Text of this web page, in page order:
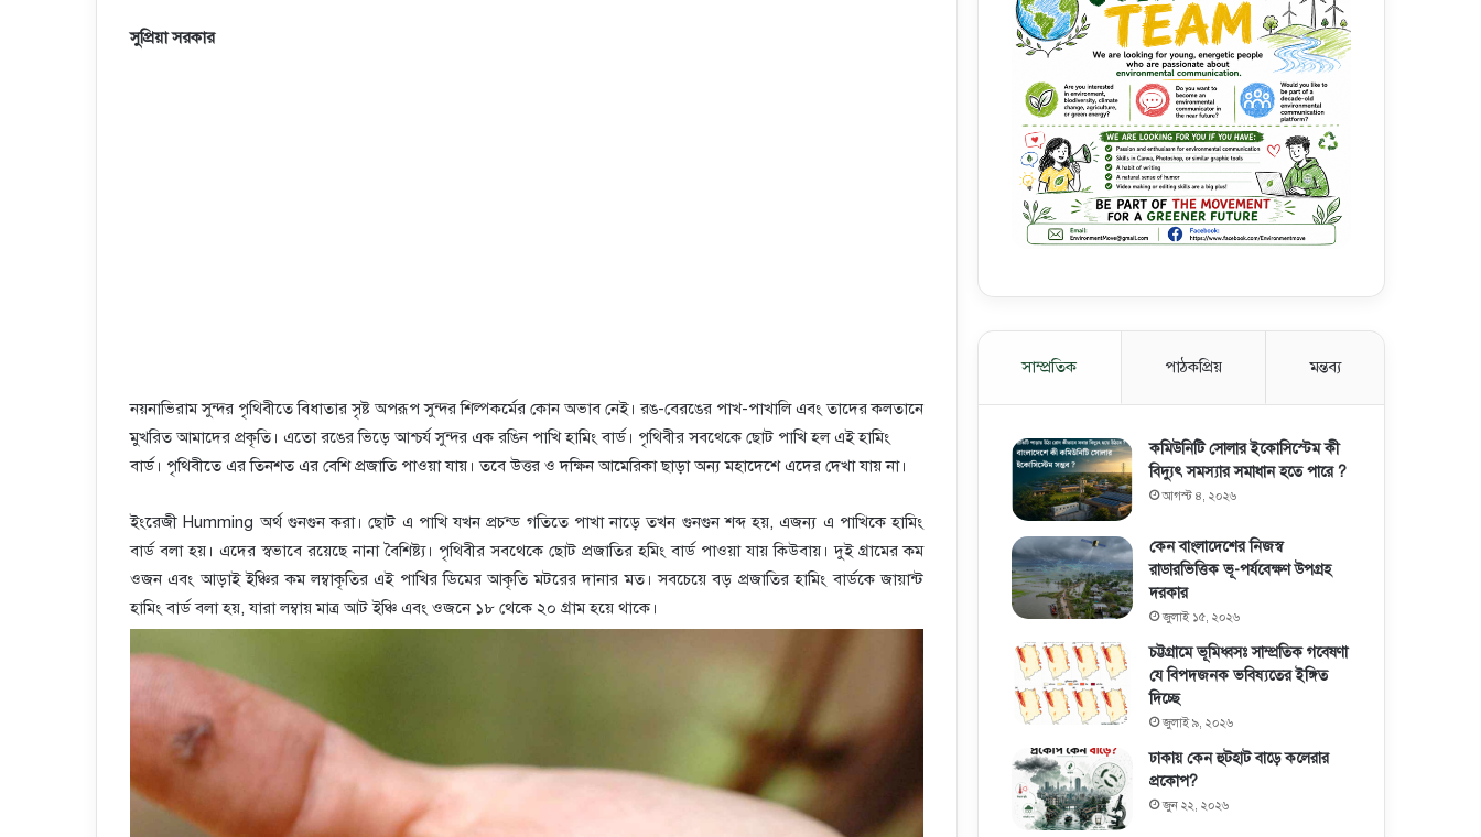
সুপ্রিয়া সরকার
নয়নাভিরাম সুন্দর পৃথিবীতে বিধাতার সৃষ্ট অপরূপ সুন্দর শিল্পকর্মের কোন অভাব নেই। রঙ-বেরঙের পাখ-পাখালি এবং তাদের কলতানে
মুখরিত আমাদের প্রকৃতি। এতো রঙের ভিড়ে আশ্চর্য সুন্দর এক রঙিন পাখি হামিং বার্ড। পৃথিবীর সবথেকে ছোট পাখি হল এই হামিং
বার্ড। পৃথিবীতে এর তিনশত এর বেশি প্রজাতি পাওয়া যায়। তবে উত্তর ও দক্ষিন আমেরিকা ছাড়া অন্য মহাদেশে এদের দেখা যায় না।
ইংরেজী Humming অর্থ গুনগুন করা। ছোট এ পাখি যখন প্রচন্ড গতিতে পাখা নাড়ে তখন গুনগুন শব্দ হয়, এজন্য এ পাখিকে হামিং
বার্ড বলা হয়। এদের স্বভাবে রয়েছে নানা বৈশিষ্ট্য। পৃথিবীর সবথেকে ছোট প্রজাতির হমিং বার্ড পাওয়া যায় কিউবায়। দুই গ্রামের কম
ওজন এবং আড়াই ইঞ্চির কম লম্বাকৃতির এই পাখির ডিমের আকৃতি মটরের দানার মত। সবচেয়ে বড় প্রজাতির হামিং বার্ডকে জায়ান্ট
হামিং বার্ড বলা হয়, যারা লম্বায় মাত্র আট ইঞ্চি এবং ওজনে ১৮ থেকে ২০ গ্রাম হয়ে থাকে।
সাম্প্রতিক পাঠকপ্রিয় মন্তব্য
কমিউনিটি সোলার ইকোসিস্টেম কী
বিদ্যুৎ সমস্যার সমাধান হতে পারে ?
আগস্ট ৪, ২০২৬
কেন বাংলাদেশের নিজস্ব
রাডারভিত্তিক ভূ-পর্যবেক্ষণ উপগ্রহ
দরকার
জুলাই ১৫, ২০২৬
চট্টগ্রামে ভূমিধ্বসঃ সাম্প্রতিক গবেষণা
যে বিপদজনক ভবিষ্যতের ইঙ্গিত
দিচ্ছে
জুলাই ৯, ২০২৬
ঢাকায় কেন হুটহাট বাড়ে কলেরার
প্রকোপ?
জুন ২২, ২০২৬